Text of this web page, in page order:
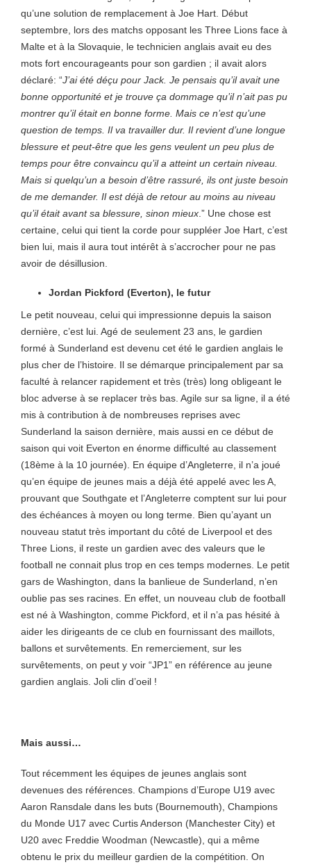
qu’une solution de remplacement à Joe Hart. Début
septembre, lors des matchs opposant les Three Lions face à
Malte et à la Slovaquie, le technicien anglais avait eu des
mots fort encourageants pour son gardien ; il avait alors
déclaré: “J’ai été déçu pour Jack. Je pensais qu’il avait une
bonne opportunité et je trouve ça dommage qu’il n’ait pas pu
montrer qu’il était en bonne forme. Mais ce n’est qu’une
question de temps. Il va travailler dur. Il revient d’une longue
blessure et peut-être que les gens veulent un peu plus de
temps pour être convaincu qu’il a atteint un certain niveau.
Mais si quelqu’un a besoin d’être rassuré, ils ont juste besoin
de me demander. Il est déjà de retour au moins au niveau
qu’il était avant sa blessure, sinon mieux .” Une chose est
certaine, celui qui tient la corde pour suppléer Joe Hart, c’est
bien lui, mais il aura tout intérêt à s’accrocher pour ne pas
avoir de désillusion.
Jordan Pickford (Everton), le futur
Le petit nouveau, celui qui impressionne depuis la saison
dernière, c’est lui. Agé de seulement 23 ans, le gardien
formé à Sunderland est devenu cet été le gardien anglais le
plus cher de l’histoire. Il se démarque principalement par sa
faculté à relancer rapidement et très (très) long obligeant le
bloc adverse à se replacer très bas. Agile sur sa ligne, il a été
mis à contribution à de nombreuses reprises avec
Sunderland la saison dernière, mais aussi en ce début de
saison qui voit Everton en énorme difficulté au classement
(18ème à la 10 journée). En équipe d’Angleterre, il n’a joué
qu’en équipe de jeunes mais a déjà été appelé avec les A,
prouvant que Southgate et l’Angleterre comptent sur lui pour
des échéances à moyen ou long terme. Bien qu’ayant un
nouveau statut très important du côté de Liverpool et des
Three Lions, il reste un gardien avec des valeurs que le
football ne connait plus trop en ces temps modernes. Le petit
gars de Washington, dans la banlieue de Sunderland, n’en
oublie pas ses racines. En effet, un nouveau club de football
est né à Washington, comme Pickford, et il n’a pas hésité à
aider les dirigeants de ce club en fournissant des maillots,
ballons et survêtements. En remerciement, sur les
survêtements, on peut y voir “JP1” en référence au jeune
gardien anglais. Joli clin d’oeil !
Mais aussi…
Tout récemment les équipes de jeunes anglais sont
devenues des références. Champions d’Europe U19 avec
Aaron Ransdale dans les buts (Bournemouth), Champions
du Monde U17 avec Curtis Anderson (Manchester City) et
U20 avec Freddie Woodman (Newcastle), qui a même
obtenu le prix du meilleur gardien de la compétition. On